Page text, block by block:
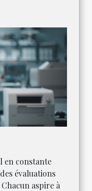
en constante
évaluations
aspire à